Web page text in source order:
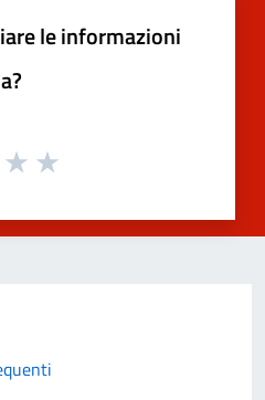
le informazioni